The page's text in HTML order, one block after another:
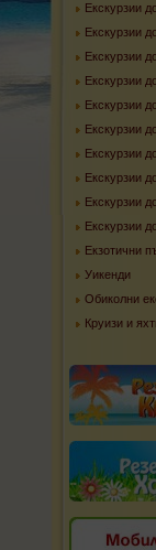
Екскурзии
Екскурзии
Екскурзии
Екскурзии
Екскурзии
Екскурзии
Екскурзии
Екскурзии
Екскурзии
Екскурзии
Екзотични
Уикенди
Обиколни
Круизи и